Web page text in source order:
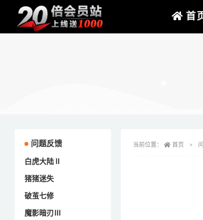
首
问题反馈
白虎大陆Ⅱ
猪猪迷失
破茧七修
魔影暗刃Ⅲ
当前位置： 首页